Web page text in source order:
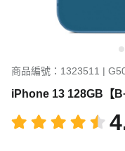
商品編號：1323511 |
iPhone 13 128GB【